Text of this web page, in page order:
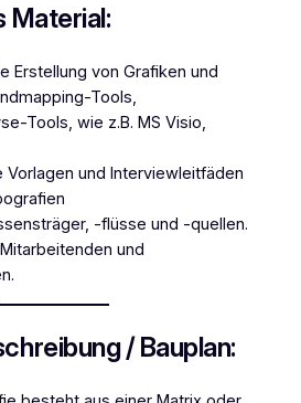
Material:
Erstellung von Grafiken und
Tools,
Tools, wie z.B. MS Visio,
Vorlagen und Interviewleitfäden
-flüsse und -quellen.
und
/ Bauplan: